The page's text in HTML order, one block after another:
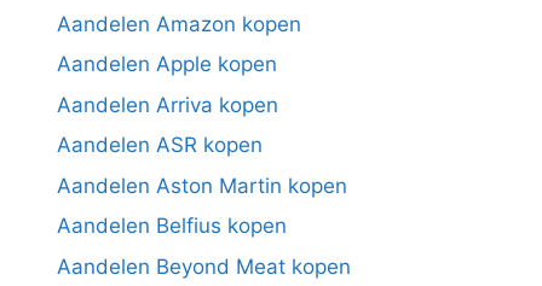
Aandelen Amazon kopen
Aandelen Apple kopen
Aandelen Arriva kopen
Aandelen ASR kopen
Aandelen Aston Martin kopen
Aandelen Belfius kopen
Aandelen Beyond Meat kopen